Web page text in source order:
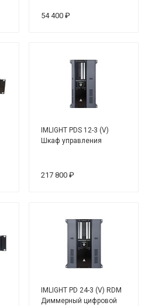
54 400 ₽
IMLIGHT PDS 12-3 (V)
Шкаф управления
217 800 ₽
IMLIGHT PD 24-3 (V) RDM
Диммерный цифровой